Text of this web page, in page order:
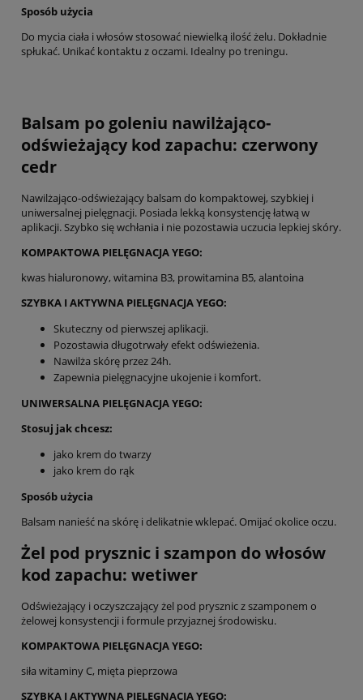
Sposób użycia
Do mycia ciała i włosów stosować niewielką ilość żelu. Dokładnie
spłukać. Unikać kontaktu z oczami. Idealny po treningu.
Balsam po goleniu nawilżająco-
odświeżający kod zapachu: czerwony
cedr
Nawilżająco-odświeżający balsam do kompaktowej, szybkiej i
uniwersalnej pielęgnacji. Posiada lekką konsystencję łatwą w
aplikacji. Szybko się wchłania i nie pozostawia uczucia lepkiej skóry.
KOMPAKTOWA PIELĘGNACJA YEGO:
kwas hialuronowy, witamina B3, prowitamina B5, alantoina
SZYBKA I AKTYWNA PIELĘGNACJA YEGO:
Skuteczny od pierwszej aplikacji.
Pozostawia długotrwały efekt odświeżenia.
Nawilża skórę przez 24h.
Zapewnia pielęgnacyjne ukojenie i komfort.
UNIWERSALNA PIELĘGNACJA YEGO:
Stosuj jak chcesz:
jako krem do twarzy
jako krem do rąk
Sposób użycia
Balsam nanieść na skórę i delikatnie wklepać. Omijać okolice oczu.
Żel pod prysznic i szampon do włosów
kod zapachu: wetiwer
Odświeżający i oczyszczający żel pod prysznic z szamponem o
żelowej konsystencji i formule przyjaznej środowisku.
KOMPAKTOWA PIELĘGNACJA YEGO:
siła witaminy C, mięta pieprzowa
SZYBKA I AKTYWNA PIELĘGNACJA YEGO: